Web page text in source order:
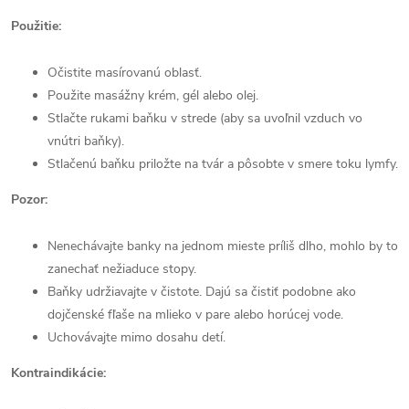
Použitie:
Očistite masírovanú oblasť.
Použite masážny krém, gél alebo olej.
Stlačte rukami baňku v strede (aby sa uvoľnil vzduch vo
vnútri baňky).
Stlačenú baňku priložte na tvár a pôsobte v smere toku lymfy.
Pozor:
Nenechávajte banky na jednom mieste príliš dlho, mohlo by to
zanechať nežiaduce stopy.
Baňky udržiavajte v čistote. Dajú sa čistiť podobne ako
dojčenské fľaše na mlieko v pare alebo horúcej vode.
Uchovávajte mimo dosahu detí.
Kontraindikácie: